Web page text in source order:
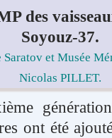
des
Soyouz-37.
et Musée
Nicolas PILLET.
ont été